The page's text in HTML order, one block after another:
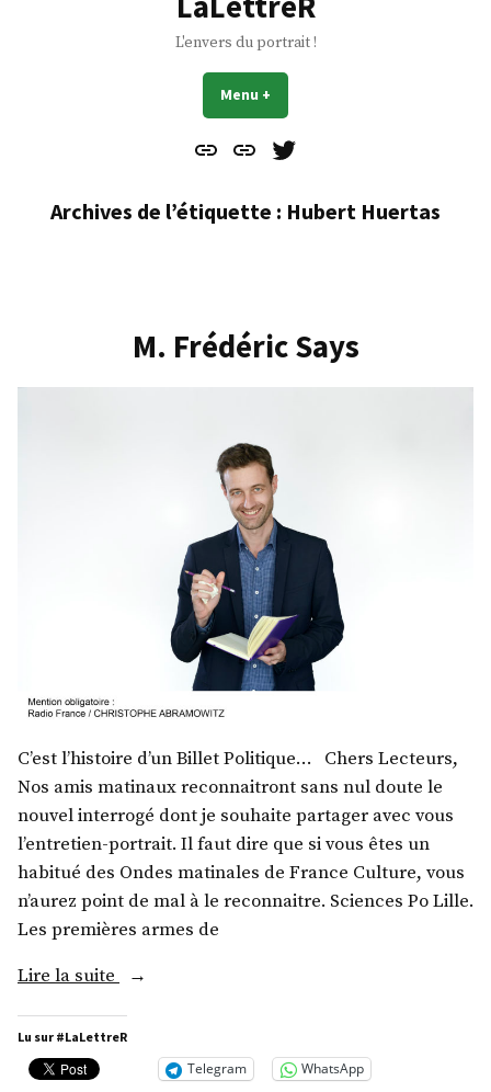
L'envers du portrait !
Menu +
Contact
À
Mes
Archives de l’étiquette : Hubert Huertas
M. Frédéric Says
C’est l’histoire d’un Billet Politique… Chers Lecteurs,
Nos amis matinaux reconnaitront sans nul doute le
nouvel interrogé dont je souhaite partager avec vous
l’entretien-portrait. Il faut dire que si vous êtes un
habitué des Ondes matinales de France Culture, vous
n’aurez point de mal à le reconnaitre. Sciences Po Lille.
Les premières armes de
Lire la suite « M.
Says »
Lu sur #LaLettreR
Telegram WhatsApp